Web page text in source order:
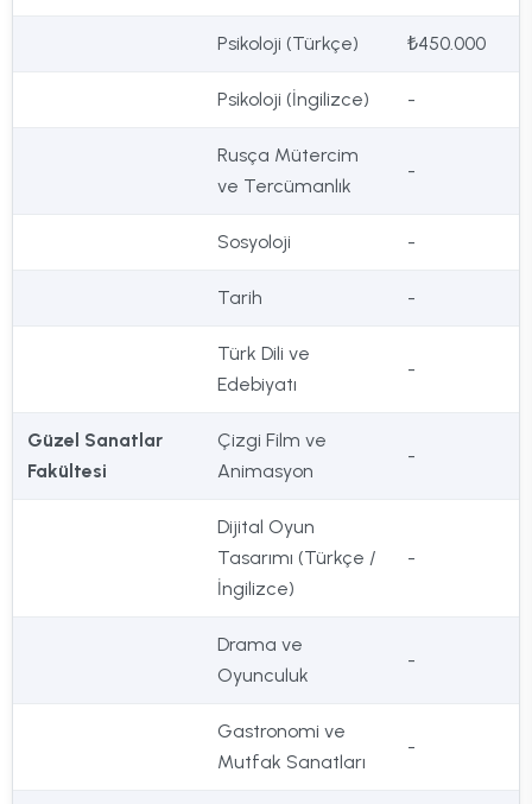
Psikoloji (Türkçe) ₺450.000
Psikoloji (İngilizce) -
Rusça Mütercim
ve Tercümanlık
-
Sosyoloji -
Tarih -
Türk Dili ve
Edebiyatı
-
Güzel Sanatlar
Fakültesi
Çizgi Film ve
Animasyon
-
Dijital Oyun
Tasarımı (Türkçe /
İngilizce)
-
Drama ve
Oyunculuk
-
Gastronomi ve
Mutfak Sanatları
-